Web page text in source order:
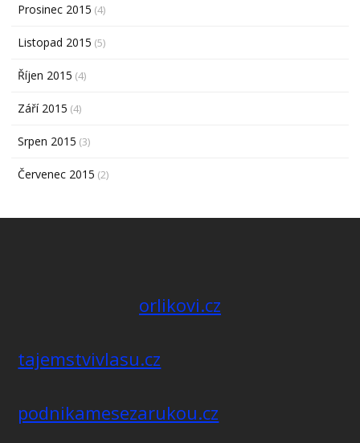
Prosinec 2015 (4)
Listopad 2015 (5)
Říjen 2015 (4)
Září 2015 (4)
Srpen 2015 (3)
Červenec 2015 (2)
orlikovi.cz
tajemstvivlasu.cz
podnikamesezarukou.cz